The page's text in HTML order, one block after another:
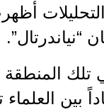
“نياندرتال”.
تلك
العلماء